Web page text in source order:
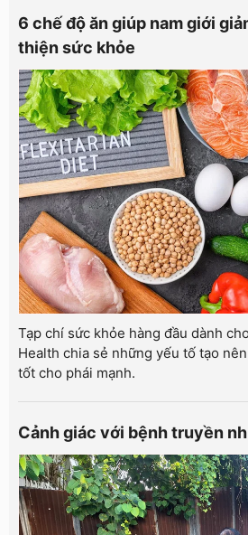
6 chế độ ăn giúp nam giới
thiện sức khỏe
Tạp chí sức khỏe hàng đầu dành
Health chia sẻ những yếu tố tạo
tốt cho phái mạnh.
Cảnh giác với bệnh truyền